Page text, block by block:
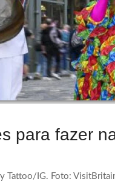
para fazer
Tattoo/IG. Foto: